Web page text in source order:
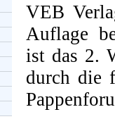
VEB
Auflage
ist das 2.
durch die